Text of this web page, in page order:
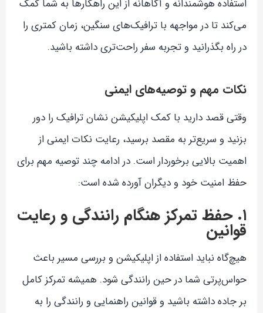
استفاده هوشمندانه و آگاهانه از این راهکارها به شما کمک
می‌کند تا در مواجهه با ترافیک‌های سنگین، زمان کمتری را
در راه بگذرانید و تجربه سفر راحت‌تری داشته باشید.
نکات مهم و توصیه‌های ایمنی
وقتی قصد دارید با کمک اپلیکیشن نشان ترافیک را دور
بزنید و سریع‌تر به مقصد برسید، رعایت نکات ایمنی از
اهمیت بالایی برخوردار است. در ادامه چند توصیه مهم برای
حفظ امنیت خود و دیگران آورده شده است:
۱. حفظ تمرکز هنگام رانندگی و رعایت
قوانین
هیچ‌گاه نباید استفاده از اپلیکیشن و بررسی مسیر باعث
حواس‌پرتی شما در حین رانندگی شود. همیشه تمرکز کامل
بر جاده داشته باشید و قوانین راهنمایی و رانندگی را به